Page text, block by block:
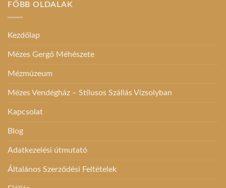
FŐBB OLDALAK
Kezdőlap
Mézes Gergő Méhészete
Mézmúzeum
Mézes Vendégház – Stílusos Szállás Vizsolyban
Kapcsolat
Blog
Adatkezelési útmutató
Általános Szerződési Feltételek